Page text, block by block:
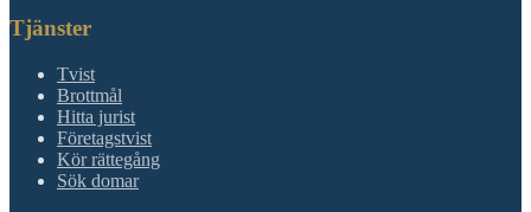
Tjänster
Tvist
Brottmål
Hitta jurist
Företagstvist
Kör rättegång
Sök domar